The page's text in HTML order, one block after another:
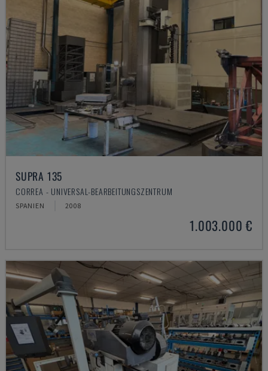
SUPRA 135
CORREA - UNIVERSAL-BEARBEITUNGSZENTRUM
SPANIEN 2008
1.003.000 €